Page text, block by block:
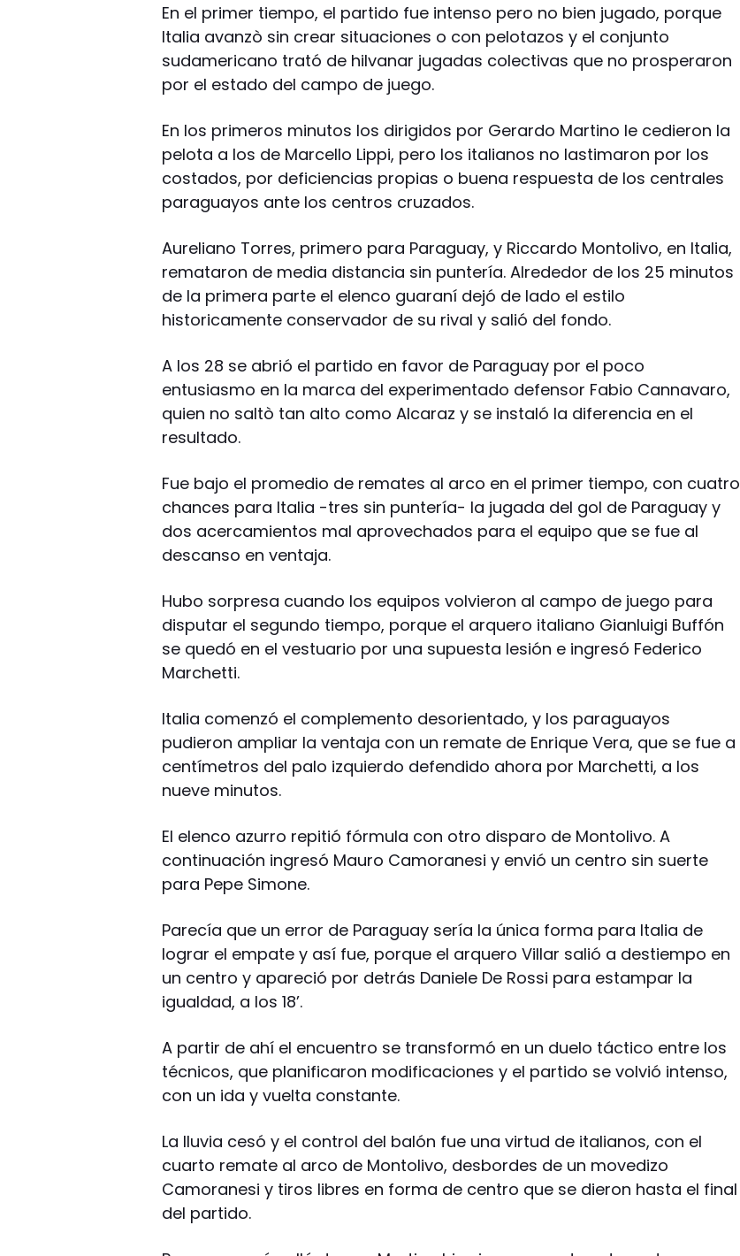
En el primer tiempo, el partido fue intenso pero no bien jugado, porque
Italia avanzò sin crear situaciones o con pelotazos y el conjunto
sudamericano trató de hilvanar jugadas colectivas que no prosperaron
por el estado del campo de juego.
En los primeros minutos los dirigidos por Gerardo Martino le cedieron la
pelota a los de Marcello Lippi, pero los italianos no lastimaron por los
costados, por deficiencias propias o buena respuesta de los centrales
paraguayos ante los centros cruzados.
Aureliano Torres, primero para Paraguay, y Riccardo Montolivo, en Italia,
remataron de media distancia sin puntería. Alrededor de los 25 minutos
de la primera parte el elenco guaraní dejó de lado el estilo
historicamente conservador de su rival y salió del fondo.
A los 28 se abrió el partido en favor de Paraguay por el poco
entusiasmo en la marca del experimentado defensor Fabio Cannavaro,
quien no saltò tan alto como Alcaraz y se instaló la diferencia en el
resultado.
Fue bajo el promedio de remates al arco en el primer tiempo, con cuatro
chances para Italia -tres sin puntería- la jugada del gol de Paraguay y
dos acercamientos mal aprovechados para el equipo que se fue al
descanso en ventaja.
Hubo sorpresa cuando los equipos volvieron al campo de juego para
disputar el segundo tiempo, porque el arquero italiano Gianluigi Buffón
se quedó en el vestuario por una supuesta lesión e ingresó Federico
Marchetti.
Italia comenzó el complemento desorientado, y los paraguayos
pudieron ampliar la ventaja con un remate de Enrique Vera, que se fue a
centímetros del palo izquierdo defendido ahora por Marchetti, a los
nueve minutos.
El elenco azurro repitió fórmula con otro disparo de Montolivo. A
continuación ingresó Mauro Camoranesi y envió un centro sin suerte
para Pepe Simone.
Parecía que un error de Paraguay sería la única forma para Italia de
lograr el empate y así fue, porque el arquero Villar salió a destiempo en
un centro y apareció por detrás Daniele De Rossi para estampar la
igualdad, a los 18’.
A partir de ahí el encuentro se transformó en un duelo táctico entre los
técnicos, que planificaron modificaciones y el partido se volvió intenso,
con un ida y vuelta constante.
La lluvia cesó y el control del balón fue una virtud de italianos, con el
cuarto remate al arco de Montolivo, desbordes de un movedizo
Camoranesi y tiros libres en forma de centro que se dieron hasta el final
del partido.